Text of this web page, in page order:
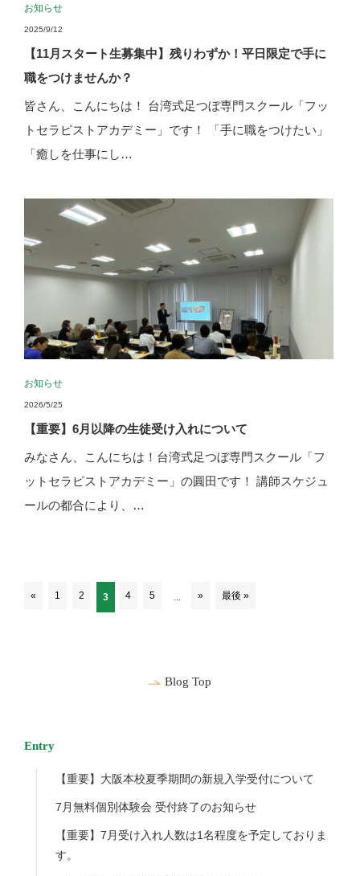
お知らせ
2025/9/12
【11月スタート生募集中】残りわずか！平日限定で手に
職をつけませんか？
皆さん、こんにちは！ 台湾式足つぼ専門スクール「フッ
トセラピストアカデミー」です！ 「手に職をつけたい」
「癒しを仕事にし…
お知らせ
2026/5/25
【重要】6月以降の生徒受け入れについて
みなさん、こんにちは！台湾式足つぼ専門スクール「フ
ットセラピストアカデミー」の圓田です！ 講師スケジュ
ールの都合により、…
« 1 2 3 4 5 ... » 最後 »
Blog Top
Entry
【重要】大阪本校夏季期間の新規入学受付について
7月無料個別体験会 受付終了のお知らせ
【重要】7月受け入れ人数は1名程度を予定しておりま
す。